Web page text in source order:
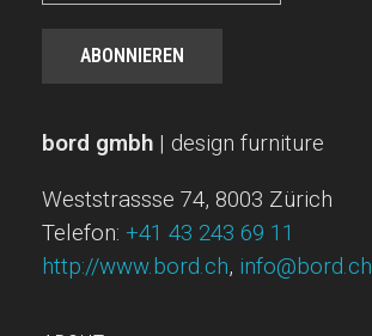
bord gmbh | design furniture
Weststrassse 74, 8003 Zürich
Telefon: +41 43 243 69 11
http://www.bord.ch, info@bord.ch